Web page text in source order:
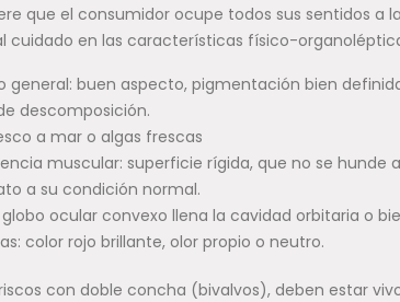
que el consumidor ocupe todos sus sentidos
cuidado en las características físico-
general: buen aspecto, pigmentación bien
descomposición.
a mar o algas frescas
muscular: superficie rígida, que no se hunde
a su condición normal.
globo ocular convexo llena la cavidad orbitaria o
color rojo brillante, olor propio o neutro.
con doble concha (bivalvos), deben estar